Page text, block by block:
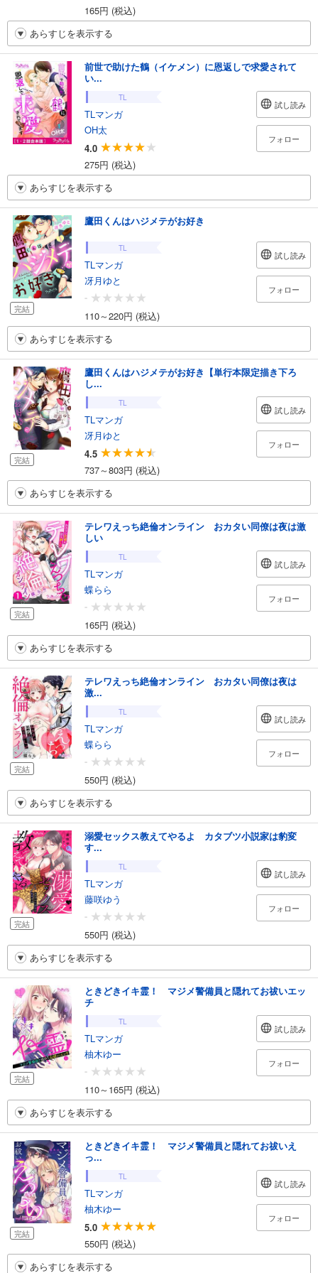
165円 (税込)
あらすじを表示する
前世で助けた鶴（イケメン）に恩返しで求愛されて
い...
TL
TLマンガ
OH太
4.0
275円 (税込)
試し読み
フォロー
あらすじを表示する
完結
鷹田くんはハジメテがお好き
TL
TLマンガ
冴月ゆと
-
110～220円 (税込)
試し読み
フォロー
あらすじを表示する
完結
鷹田くんはハジメテがお好き【単行本限定描き下ろ
し...
TL
TLマンガ
冴月ゆと
4.5
737～803円 (税込)
試し読み
フォロー
あらすじを表示する
完結
テレワえっち絶倫オンライン おカタい同僚は夜は激
しい
TL
TLマンガ
蝶らら
-
165円 (税込)
試し読み
フォロー
あらすじを表示する
完結
テレワえっち絶倫オンライン おカタい同僚は夜は
激...
TL
TLマンガ
蝶らら
-
550円 (税込)
試し読み
フォロー
あらすじを表示する
完結
溺愛セックス教えてやるよ カタブツ小説家は豹変
す...
TL
TLマンガ
藤咲ゆう
-
550円 (税込)
試し読み
フォロー
あらすじを表示する
完結
ときどきイキ霊！ マジメ警備員と隠れてお祓いエッ
チ
TL
TLマンガ
柚木ゆー
-
110～165円 (税込)
試し読み
フォロー
あらすじを表示する
完結
ときどきイキ霊！ マジメ警備員と隠れてお祓いえ
っ...
TL
TLマンガ
柚木ゆー
5.0
550円 (税込)
試し読み
フォロー
あらすじを表示する